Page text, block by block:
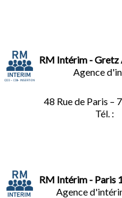
RM Intérim -
Agence
48 Rue de Paris –
Tél. :
RM Intérim - Paris
Agence